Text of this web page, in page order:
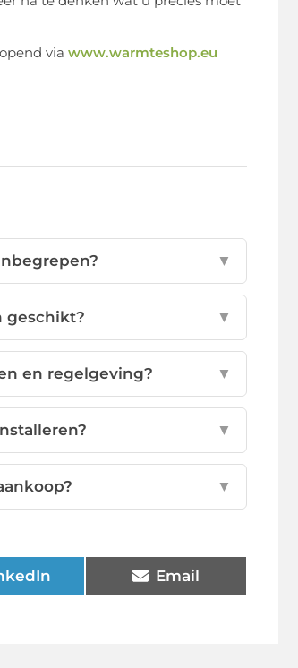
via www.warmteshop.eu
▼
geschikt? ▼
en regelgeving? ▼
▼
▼
Email